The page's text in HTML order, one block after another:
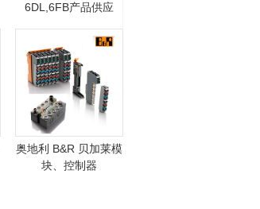
6DL,6FB产品供应
奥地利 B&R 贝加莱模
块、控制器